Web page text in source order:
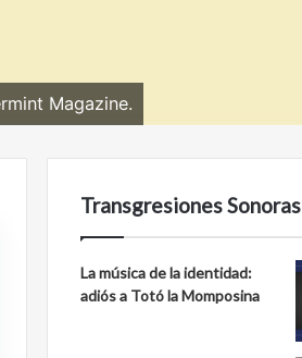
Magazine.
Transgresiones Sonoras
La música de la identidad:
adiós a Totó la Momposina